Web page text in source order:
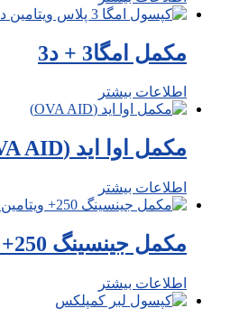
مکمل امگا3 + د3
اطلاعات بیشتر
مکمل اوا اید (OVA AID)
اطلاعات بیشتر
مکمل جینسینگ 250+ ویتامین ب
اطلاعات بیشتر